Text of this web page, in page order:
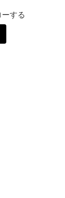
ーする